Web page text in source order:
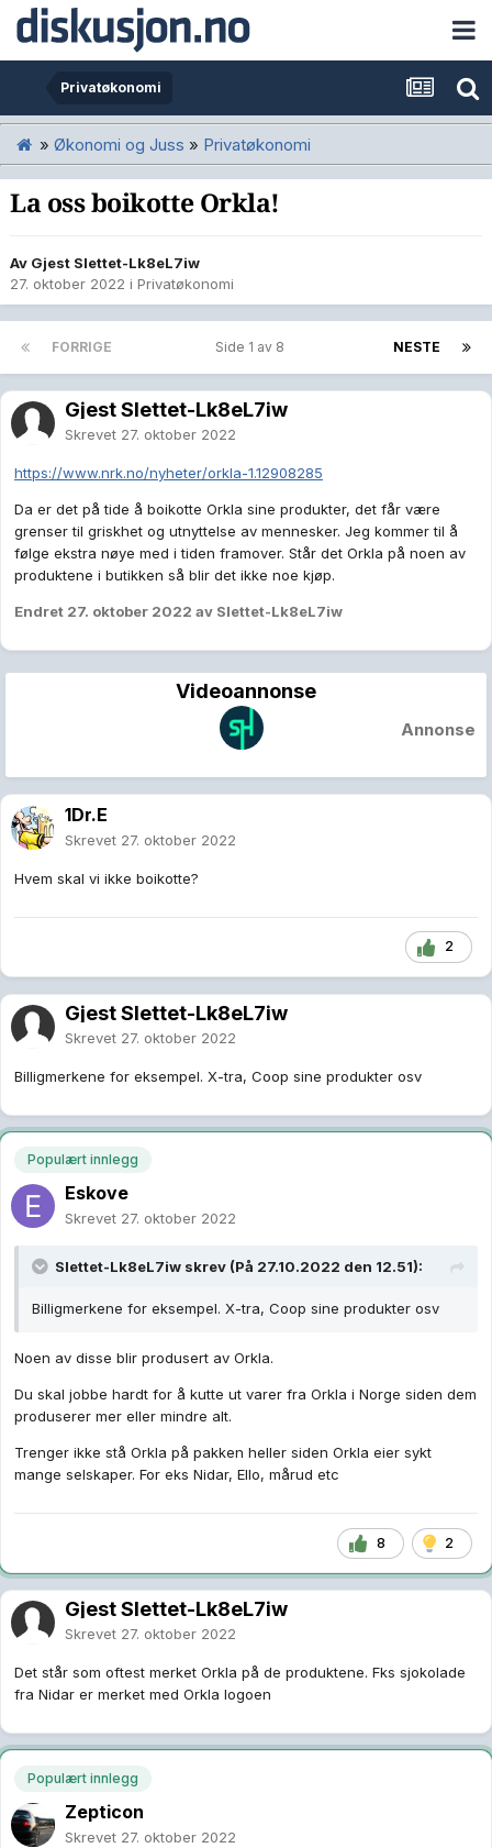
Privatøkonomi
» Økonomi og Juss » Privatøkonomi
La oss boikotte Orkla!
Av Gjest Slettet-Lk8eL7iw
27. oktober 2022 i Privatøkonomi
FORRIGE NESTE
Side 1 av 8
Gjest Slettet-Lk8eL7iw
Skrevet 27. oktober 2022
https://www.nrk.no/nyheter/orkla-1.12908285
Da er det på tide å boikotte Orkla sine produkter, det får være
grenser til griskhet og utnyttelse av mennesker. Jeg kommer til å
følge ekstra nøye med i tiden framover. Står det Orkla på noen av
produktene i butikken så blir det ikke noe kjøp.
Endret 27. oktober 2022 av Slettet-Lk8eL7iw
Videoannonse
Annonse
1Dr.E
Skrevet 27. oktober 2022
Hvem skal vi ikke boikotte?
2
Gjest Slettet-Lk8eL7iw
Skrevet 27. oktober 2022
Billigmerkene for eksempel. X-tra, Coop sine produkter osv
Populært innlegg
Eskove
Skrevet 27. oktober 2022
Slettet-Lk8eL7iw skrev (På 27.10.2022 den 12.51):
Billigmerkene for eksempel. X-tra, Coop sine produkter osv
Noen av disse blir produsert av Orkla.
Du skal jobbe hardt for å kutte ut varer fra Orkla i Norge siden dem
produserer mer eller mindre alt.
Trenger ikke stå Orkla på pakken heller siden Orkla eier sykt
mange selskaper. For eks Nidar, Ello, mårud etc
8 2
Gjest Slettet-Lk8eL7iw
Skrevet 27. oktober 2022
Det står som oftest merket Orkla på de produktene. Fks sjokolade
fra Nidar er merket med Orkla logoen
Populært innlegg
Zepticon
Skrevet 27. oktober 2022